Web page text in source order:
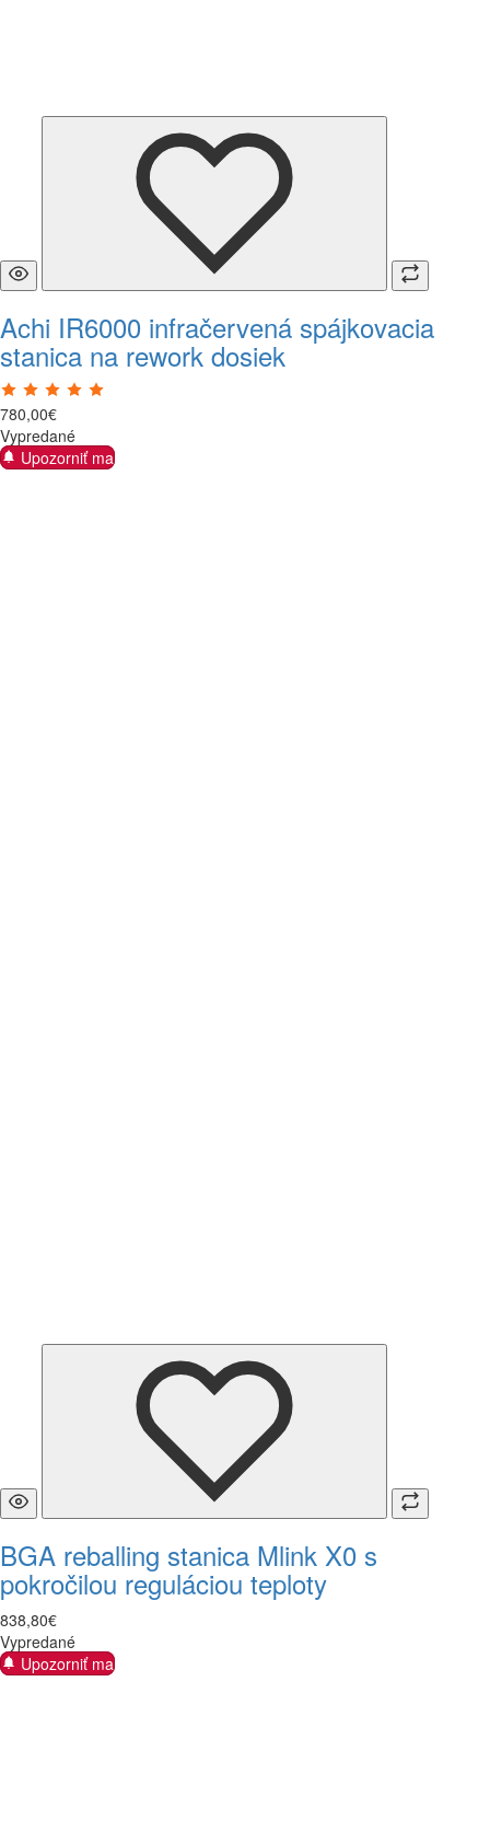
Achi IR6000 infračervená spájkovacia
stanica na rework dosiek
780,00€
Vypredané
Upozorniť ma
BGA reballing stanica Mlink X0 s
pokročilou reguláciou teploty
838,80€
Vypredané
Upozorniť ma